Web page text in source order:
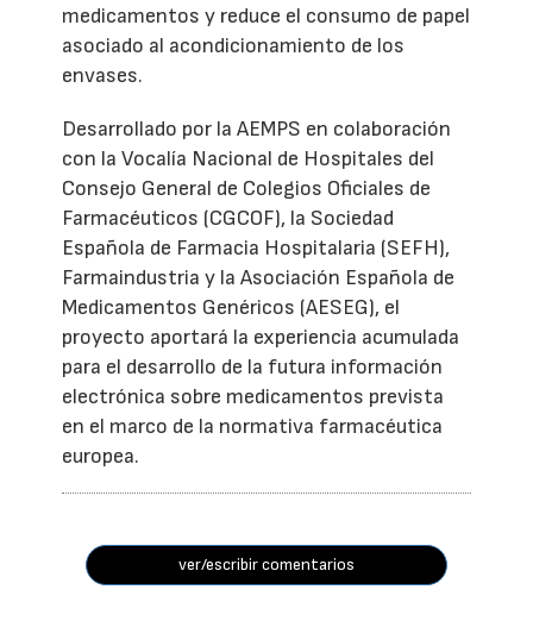
medicamentos y reduce el consumo de papel
asociado al acondicionamiento de los
envases.
Desarrollado por la AEMPS en colaboración
con la Vocalía Nacional de Hospitales del
Consejo General de Colegios Oficiales de
Farmacéuticos (CGCOF), la Sociedad
Española de Farmacia Hospitalaria (SEFH),
Farmaindustria y la Asociación Española de
Medicamentos Genéricos (AESEG), el
proyecto aportará la experiencia acumulada
para el desarrollo de la futura información
electrónica sobre medicamentos prevista
en el marco de la normativa farmacéutica
europea.
ver/escribir comentarios